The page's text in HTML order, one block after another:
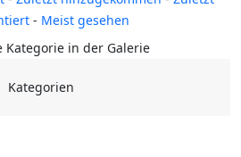
- Meist gesehen
Kategorie in der Galerie
Kategorien